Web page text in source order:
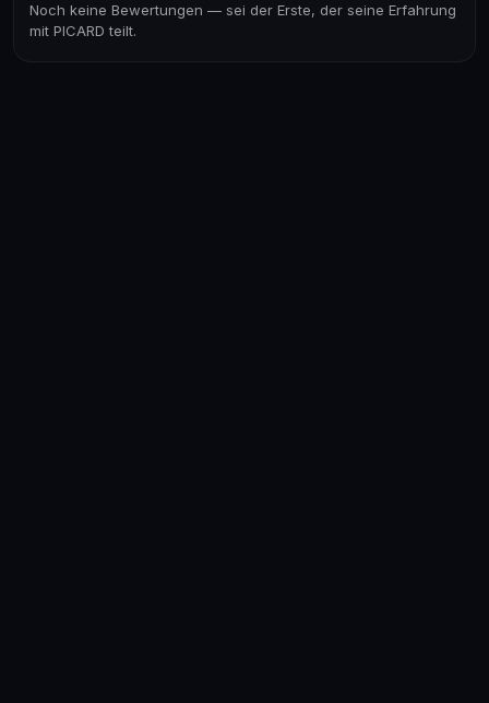
Noch keine Bewertungen — sei der Erste, der seine Erfahrung
mit PICARD teilt.